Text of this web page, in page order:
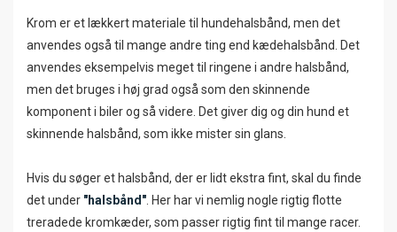
Krom er et lækkert materiale til hundehalsbånd, men det
anvendes også til mange andre ting end kædehalsbånd. Det
anvendes eksempelvis meget til ringene i andre halsbånd,
men det bruges i høj grad også som den skinnende
komponent i biler og så videre. Det giver dig og din hund et
skinnende halsbånd, som ikke mister sin glans.
Hvis du søger et halsbånd, der er lidt ekstra fint, skal du finde
det under "halsbånd" . Her har vi nemlig nogle rigtig flotte
treradede kromkæder, som passer rigtig fint til mange racer.